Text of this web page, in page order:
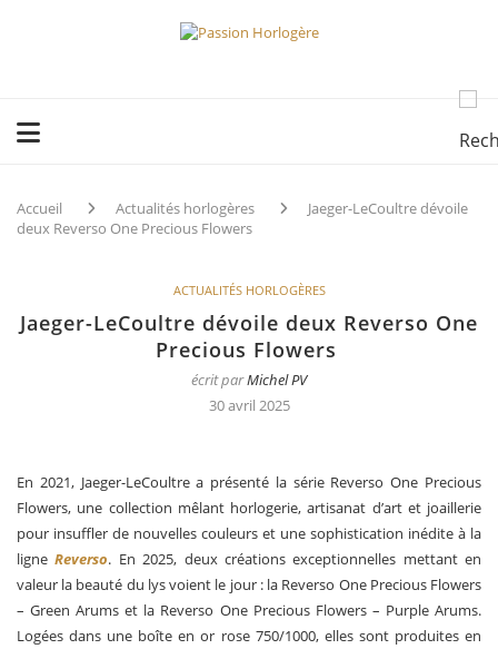
Accueil Actualités horlogères
Jaeger-LeCoultre dévoile
deux Reverso One Precious Flowers
ACTUALITÉS HORLOGÈRES
Jaeger-LeCoultre dévoile deux Reverso One
Precious Flowers
écrit parMichel PV
30 avril 2025
En 2021, Jaeger-LeCoultre a présenté la série Reverso One Precious
Flowers, une collection mêlant horlogerie, artisanat d’art et joaillerie
pour insuffler de nouvelles couleurs et une sophistication inédite à la
ligneReverso. En 2025, deux créations exceptionnelles mettant en
valeur la beauté du lys voient le jour : la Reverso One Precious Flowers
– Green Arums et la Reverso One Precious Flowers – Purple Arums.
Logées dans une boîte en or rose 750/1000, elles sont produites en